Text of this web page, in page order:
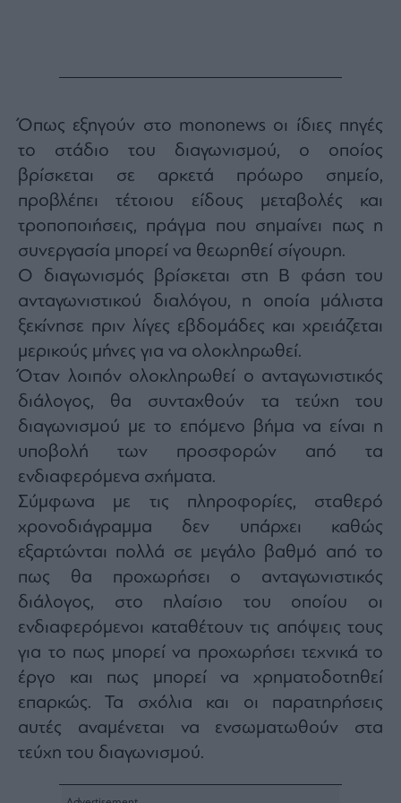
Mononews100
Εγγραφείτε
στο
Newsletter
του
mononews.gr
By
submitting
your
you
to
our
and
Privacy
Notice.
can
opt
at
any
time.
This
site
is
protected
by
reCAPTCHA
and
Google
Privacy
Policy
and
Terms
of
Service
apply.
Όπως εξηγούν στο mononews οι ίδιες πηγές
το στάδιο του διαγωνισμού, ο οποίος
βρίσκεται σε αρκετά πρόωρο σημείο,
προβλέπει τέτοιου είδους μεταβολές και
τροποποιήσεις, πράγμα που σημαίνει πως η
συνεργασία μπορεί να θεωρηθεί σίγουρη.
Ο διαγωνισμός βρίσκεται στη Β φάση του
ανταγωνιστικού διαλόγου, η οποία μάλιστα
ξεκίνησε πριν λίγες εβδομάδες και χρειάζεται
μερικούς μήνες για να ολοκληρωθεί.
Όταν λοιπόν ολοκληρωθεί ο ανταγωνιστικός
διάλογος, θα συνταχθούν τα τεύχη του
διαγωνισμού με το επόμενο βήμα να είναι η
υποβολή των προσφορών από τα
ενδιαφερόμενα σχήματα.
Σύμφωνα με τις πληροφορίες, σταθερό
χρονοδιάγραμμα δεν υπάρχει καθώς
εξαρτώνται πολλά σε μεγάλο βαθμό από το
πως θα προχωρήσει ο ανταγωνιστικός
διάλογος, στο πλαίσιο του οποίου οι
ενδιαφερόμενοι καταθέτουν τις απόψεις τους
για το πως μπορεί να προχωρήσει τεχνικά το
έργο και πως μπορεί να χρηματοδοτηθεί
επαρκώς. Τα σχόλια και οι παρατηρήσεις
αυτές αναμένεται να ενσωματωθούν στα
τεύχη του διαγωνισμού.